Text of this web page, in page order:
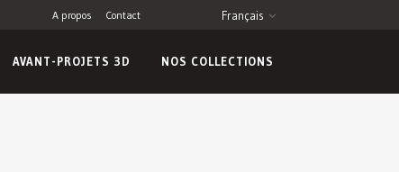
A propos Contact Français
AVANT-PROJETS 3D NOS COLLECTIONS